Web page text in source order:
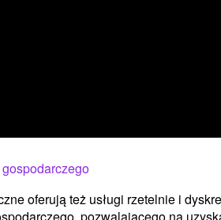
oferują też usługi rzetelnie i